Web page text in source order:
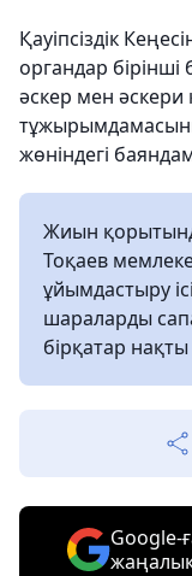
Қауіпсіздік
органдар
әскер мен
жөніндегі
Жиын
Тоқаев
ұйымдастыру
шараларды
бірқатар
Google-